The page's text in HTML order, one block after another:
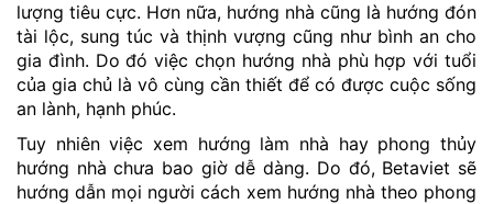
lượng tiêu cực. Hơn nữa, hướng nhà cũng là hướng đón
tài lộc, sung túc và thịnh vượng cũng như bình an cho
gia đình. Do đó việc chọn hướng nhà phù hợp với tuổi
của gia chủ là vô cùng cần thiết để có được cuộc sống
an lành, hạnh phúc.
Tuy nhiên việc xem hướng làm nhà hay phong thủy
hướng nhà chưa bao giờ dễ dàng. Do đó, Betaviet sẽ
hướng dẫn mọi người cách xem hướng nhà theo phong